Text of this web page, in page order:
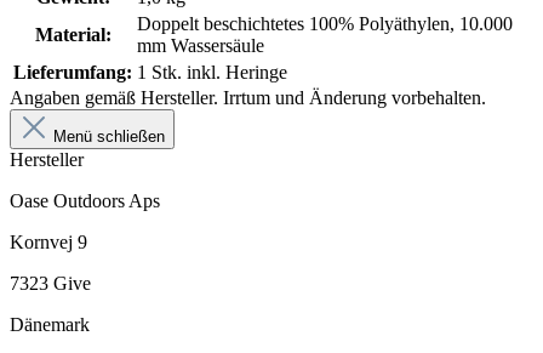
Material:
Doppelt beschichtetes 100% Polyäthylen, 10.000
mm Wassersäule
Lieferumfang: 1 Stk. inkl. Heringe
Angaben gemäß Hersteller. Irrtum und Änderung vorbehalten.
Menü schließen
Hersteller
Oase Outdoors Aps
Kornvej 9
7323 Give
Dänemark